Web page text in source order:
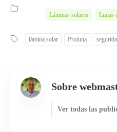
Láminas solares Lunas
lámina solar Proluna
Sobre
Ver todas las